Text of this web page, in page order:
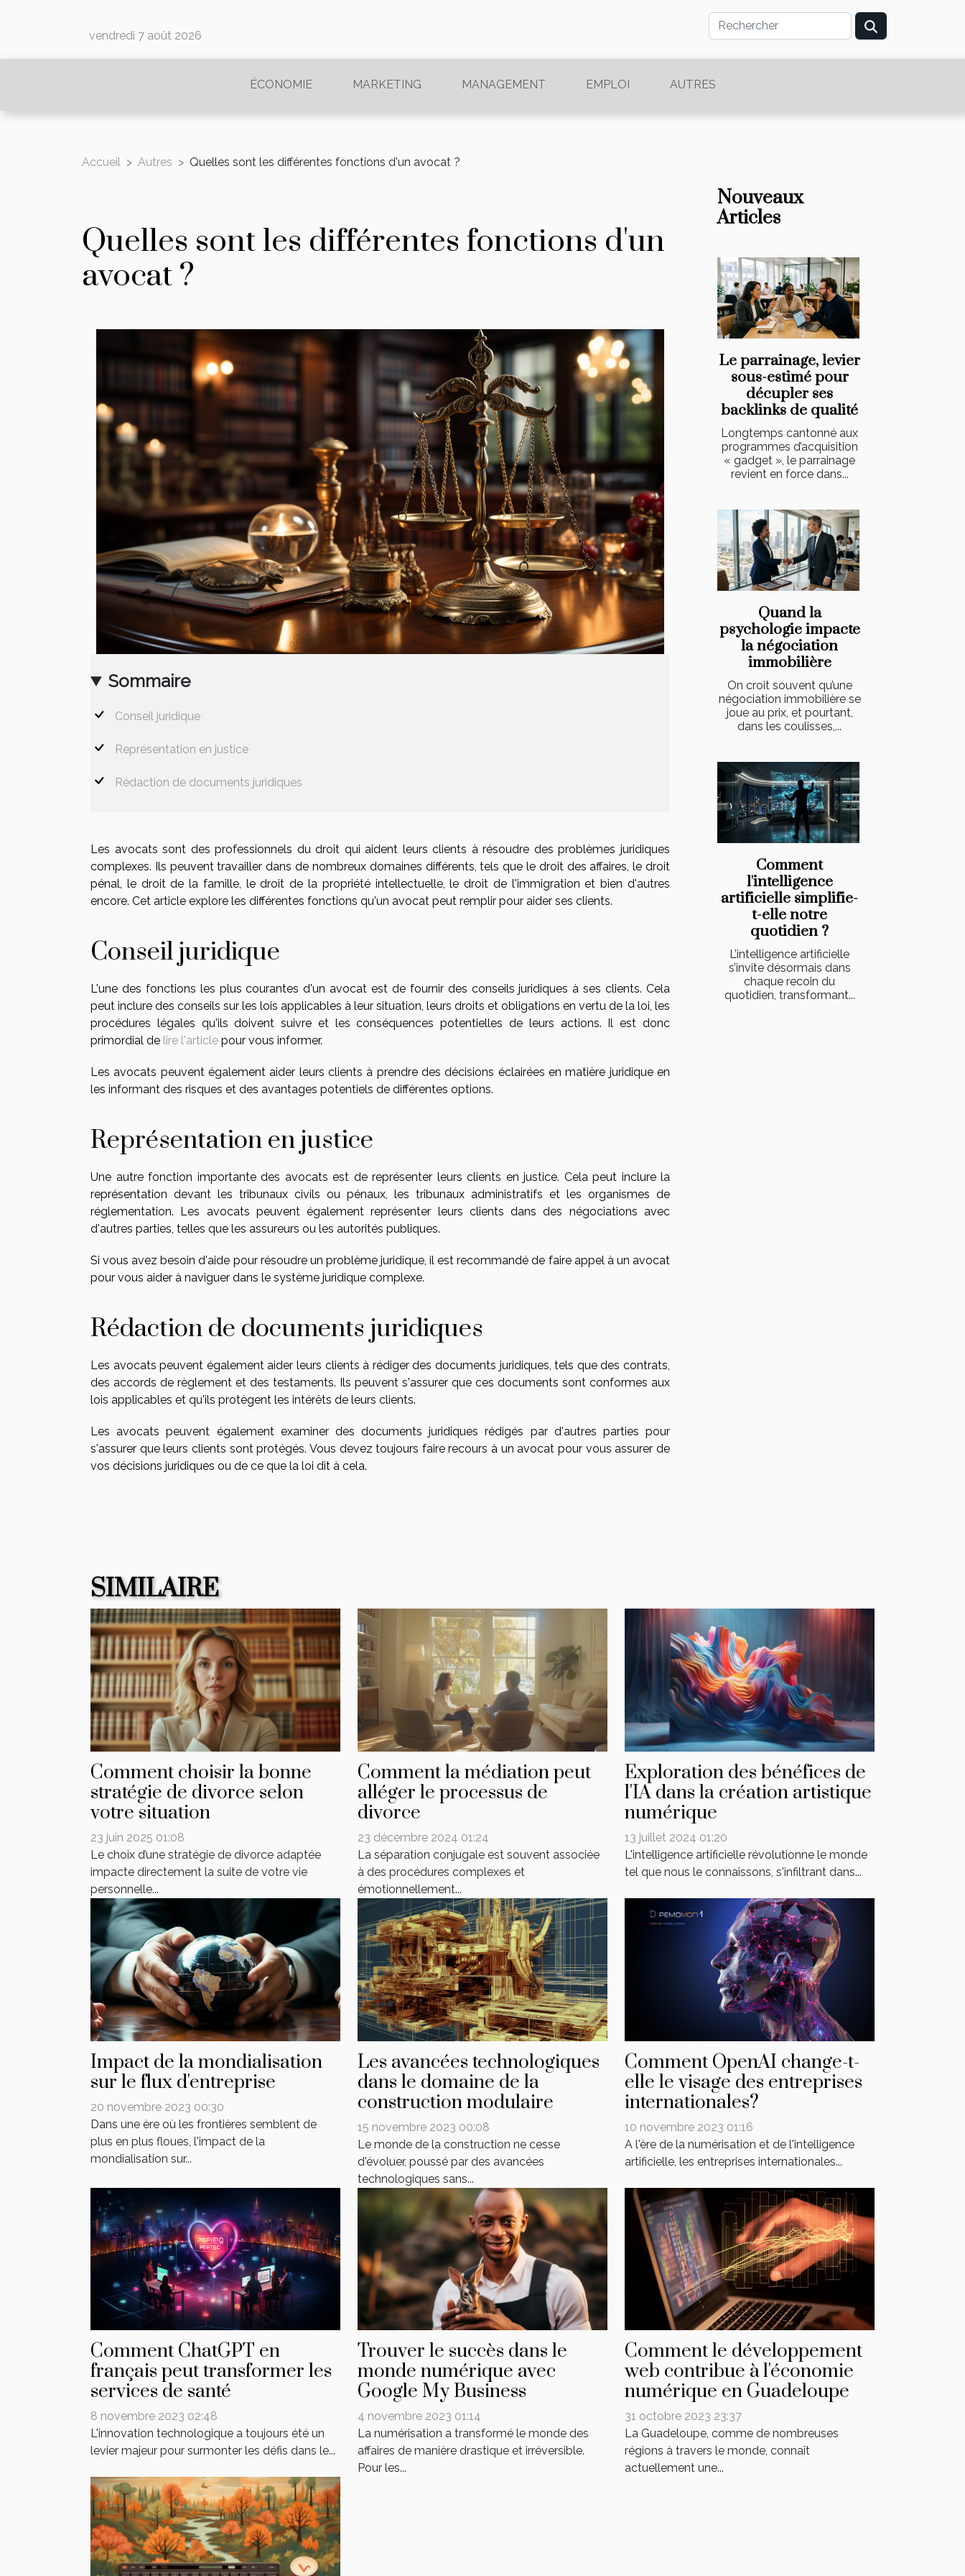
vendredi 7 août 2026
ÉCONOMIE MARKETING MANAGEMENT EMPLOI AUTRES
Accueil Autres Quelles sont les différentes fonctions d'un avocat ?
Quelles sont les différentes fonctions d'un
avocat ?
Sommaire
Conseil juridique
Représentation en justice
Rédaction de documents juridiques
Les avocats sont des professionnels du droit qui aident leurs clients à résoudre des problèmes juridiques
complexes. Ils peuvent travailler dans de nombreux domaines différents, tels que le droit des affaires, le droit
pénal, le droit de la famille, le droit de la propriété intellectuelle, le droit de l'immigration et bien d'autres
encore. Cet article explore les différentes fonctions qu'un avocat peut remplir pour aider ses clients.
Conseil juridique
L'une des fonctions les plus courantes d'un avocat est de fournir des conseils juridiques à ses clients. Cela
peut inclure des conseils sur les lois applicables à leur situation, leurs droits et obligations en vertu de la loi, les
procédures légales qu'ils doivent suivre et les conséquences potentielles de leurs actions. Il est donc
primordial de lire l'article pour vous informer.
Les avocats peuvent également aider leurs clients à prendre des décisions éclairées en matière juridique en
les informant des risques et des avantages potentiels de différentes options.
Représentation en justice
Une autre fonction importante des avocats est de représenter leurs clients en justice. Cela peut inclure la
représentation devant les tribunaux civils ou pénaux, les tribunaux administratifs et les organismes de
réglementation. Les avocats peuvent également représenter leurs clients dans des négociations avec
d'autres parties, telles que les assureurs ou les autorités publiques.
Si vous avez besoin d'aide pour résoudre un problème juridique, il est recommandé de faire appel à un avocat
pour vous aider à naviguer dans le système juridique complexe.
Rédaction de documents juridiques
Les avocats peuvent également aider leurs clients à rédiger des documents juridiques, tels que des contrats,
des accords de règlement et des testaments. Ils peuvent s'assurer que ces documents sont conformes aux
lois applicables et qu'ils protègent les intérêts de leurs clients.
Les avocats peuvent également examiner des documents juridiques rédigés par d'autres parties pour
s'assurer que leurs clients sont protégés. Vous devez toujours faire recours à un avocat pour vous assurer de
vos décisions juridiques ou de ce que la loi dit à cela.
Nouveaux
Articles
Le parrainage, levier
sous-estimé pour
décupler ses
backlinks de qualité
Longtemps cantonné aux
programmes d’acquisition
« gadget », le parrainage
revient en force dans...
Quand la
psychologie impacte
la négociation
immobilière
On croit souvent qu’une
négociation immobilière se
joue au prix, et pourtant,
dans les coulisses,...
Comment
l'intelligence
artificielle simplifie-
t-elle notre
quotidien ?
L’intelligence artificielle
s’invite désormais dans
chaque recoin du
quotidien, transformant...
SIMILAIRE
Comment choisir la bonne
stratégie de divorce selon
votre situation
23 juin 2025 01:08
Le choix d’une stratégie de divorce adaptée
impacte directement la suite de votre vie
personnelle...
Comment la médiation peut
alléger le processus de
divorce
23 décembre 2024 01:24
La séparation conjugale est souvent associée
à des procédures complexes et
émotionnellement...
Exploration des bénéfices de
l'IA dans la création artistique
numérique
13 juillet 2024 01:20
L'intelligence artificielle révolutionne le monde
tel que nous le connaissons, s'infiltrant dans...
Impact de la mondialisation
sur le flux d'entreprise
20 novembre 2023 00:30
Dans une ère où les frontières semblent de
plus en plus floues, l'impact de la
mondialisation sur...
Les avancées technologiques
dans le domaine de la
construction modulaire
15 novembre 2023 00:08
Le monde de la construction ne cesse
d'évoluer, poussé par des avancées
technologiques sans...
Comment OpenAI change-t-
elle le visage des entreprises
internationales?
10 novembre 2023 01:16
A l'ère de la numérisation et de l'intelligence
artificielle, les entreprises internationales...
Comment ChatGPT en
français peut transformer les
services de santé
8 novembre 2023 02:48
L'innovation technologique a toujours été un
levier majeur pour surmonter les défis dans le...
Trouver le succès dans le
monde numérique avec
Google My Business
4 novembre 2023 01:14
La numérisation a transformé le monde des
affaires de manière drastique et irréversible.
Pour les...
Comment le développement
web contribue à l'économie
numérique en Guadeloupe
31 octobre 2023 23:37
La Guadeloupe, comme de nombreuses
régions à travers le monde, connaît
actuellement une...